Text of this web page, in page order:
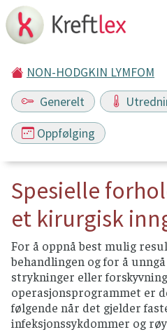
NON-HODGKIN LYMFOM
Generelt
Oppfølging
Spesielle
et kirurgisk
For å oppnå best mulig
behandlingen og for å
strykninger eller
operasjonsprogrammet er
følgende når det gjelder
infeksjonssykdommer og